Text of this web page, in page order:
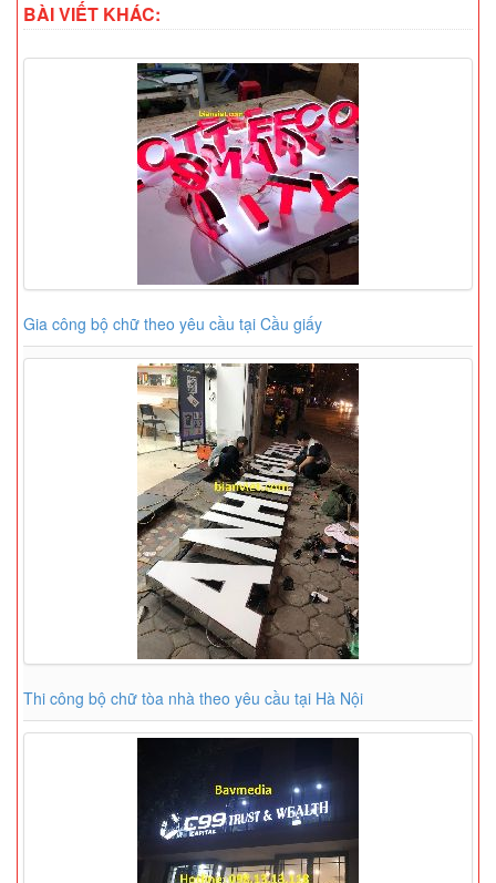
BÀI VIẾT KHÁC:
Gia công bộ chữ theo yêu cầu tại Cầu giấy
Thi công bộ chữ tòa nhà theo yêu cầu tại Hà Nội